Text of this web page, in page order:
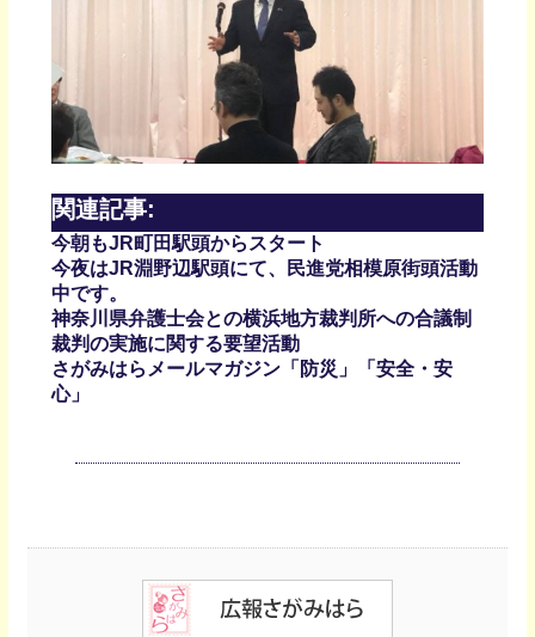
関連記事:
今朝もJR町田駅頭からスタート
今夜はJR淵野辺駅頭にて、民進党相模原街頭活動
中です。
神奈川県弁護士会との横浜地方裁判所への合議制
裁判の実施に関する要望活動
さがみはらメールマガジン「防災」「安全・安
心」